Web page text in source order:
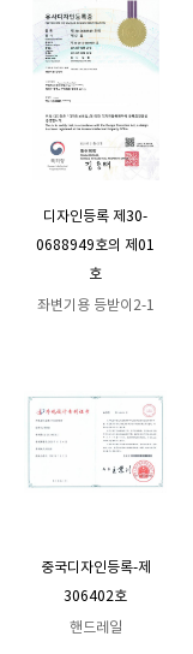
디자인등록 제30-
0688949호의 제01
호
좌변기용 등받이2-1
중국디자인등록-제
306402호
핸드레일